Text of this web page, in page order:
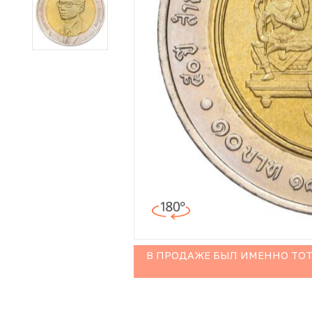
Иностранные монеты
Неофициальные выпуски монет (Unusual)
Античные и средневековые монеты
В ПРОДАЖЕ БЫЛ ИМЕННО